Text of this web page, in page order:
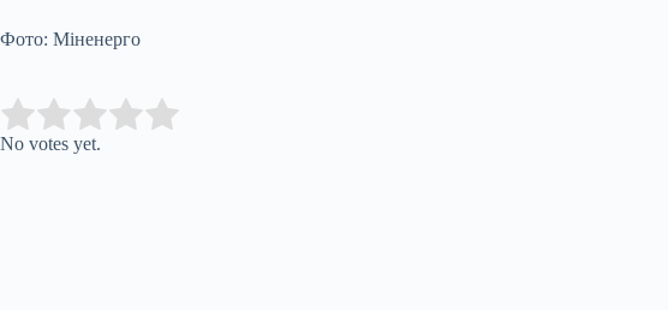
Фото: Міненерго
Rate this item:
No votes yet.